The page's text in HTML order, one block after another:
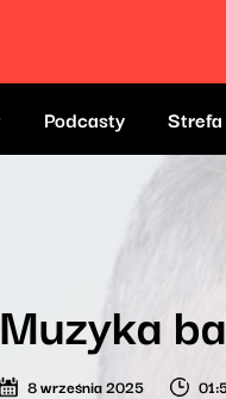
Podcasty
Muzyka
8 września 2025